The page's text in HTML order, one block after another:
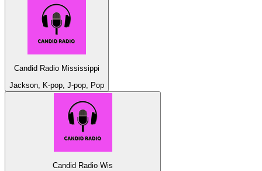
Candid Radio Mississippi
Jackson, K-pop, J-pop, Pop
Candid Radio Wis